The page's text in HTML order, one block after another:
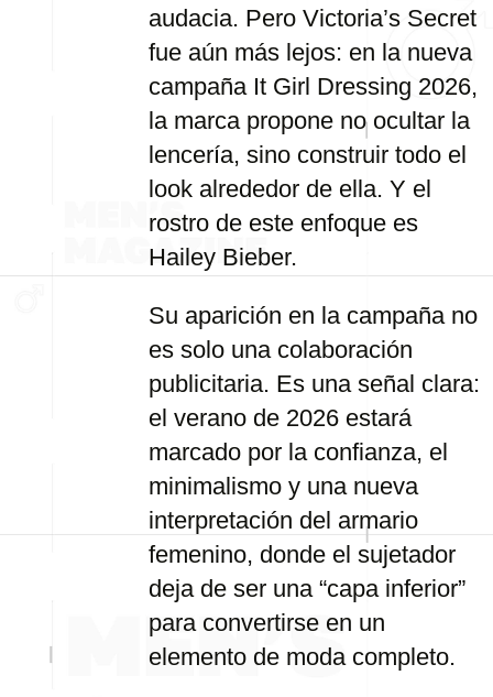
audacia. Pero Victoria’s Secret
fue aún más lejos: en la nueva
campaña It Girl Dressing 2026,
la marca propone no ocultar la
lencería, sino construir todo el
look alrededor de ella. Y el
rostro de este enfoque es
Hailey Bieber.
Su aparición en la campaña no
es solo una colaboración
publicitaria. Es una señal clara:
el verano de 2026 estará
marcado por la confianza, el
minimalismo y una nueva
interpretación del armario
femenino, donde el sujetador
deja de ser una “capa inferior”
para convertirse en un
elemento de moda completo.